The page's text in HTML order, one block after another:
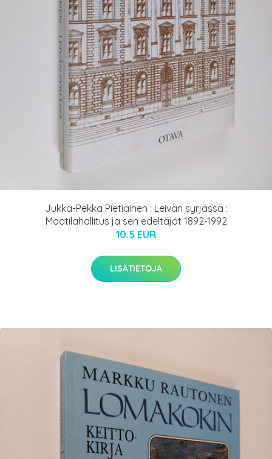
Jukka-Pekka Pietiäinen : Leivän syrjässä :
Maatilahallitus ja sen edeltäjät 1892-1992
10.5 EUR
LISÄTIETOJA